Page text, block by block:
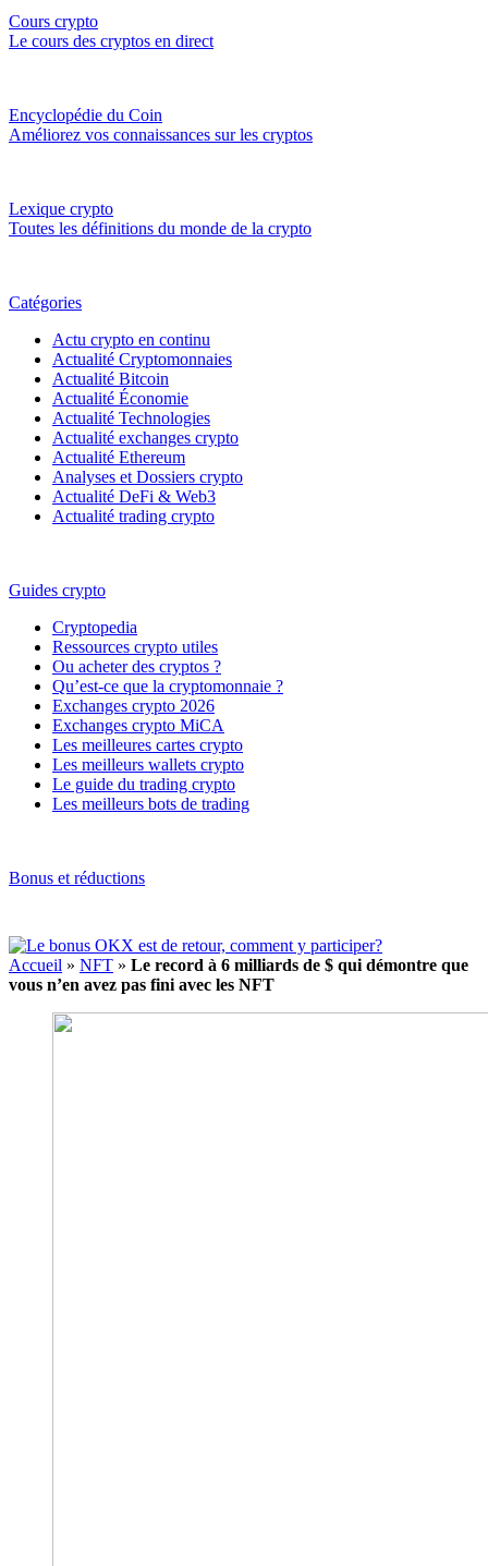
Cours crypto
Le cours des cryptos en direct
Encyclopédie du Coin
Améliorez vos connaissances sur les cryptos
Lexique crypto
Toutes les définitions du monde de la crypto
Catégories
Actu crypto en continu
Actualité Cryptomonnaies
Actualité Bitcoin
Actualité Économie
Actualité Technologies
Actualité exchanges crypto
Actualité Ethereum
Analyses et Dossiers crypto
Actualité DeFi & Web3
Actualité trading crypto
Guides crypto
Cryptopedia
Ressources crypto utiles
Ou acheter des cryptos ?
Qu’est-ce que la cryptomonnaie ?
Exchanges crypto 2026
Exchanges crypto MiCA
Les meilleures cartes crypto
Les meilleurs wallets crypto
Le guide du trading crypto
Les meilleurs bots de trading
Bonus et réductions
Accueil » NFT » Le record à 6 milliards de $ qui démontre que
vous n’en avez pas fini avec les NFT